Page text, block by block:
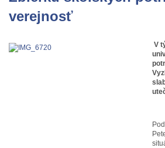
verejnosť
V